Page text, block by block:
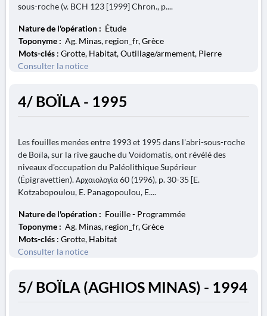
sous-roche (v. BCH 123 [1999] Chron., p....
Nature de l'opération : Étude
Toponyme : Ag. Minas, region_fr, Grèce
Mots-clés : Grotte, Habitat, Outillage/armement, Pierre
Consulter la notice
4/ BOÏLA - 1995
Les fouilles menées entre 1993 et 1995 dans l'abri-sous-roche
de Boïla, sur la rive gauche du Voïdomatis, ont révélé des
niveaux d'occupation du Paléolithique Supérieur
(Épigravettien). Αρχαιολογία 60 (1996), p. 30-35 [E.
Kotzabopoulou, E. Panagopoulou, E....
Nature de l'opération : Fouille - Programmée
Toponyme : Ag. Minas, region_fr, Grèce
Mots-clés : Grotte, Habitat
Consulter la notice
5/ BOÏLA (AGHIOS MINAS) - 1994